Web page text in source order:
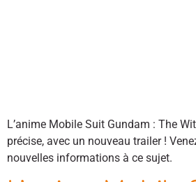
L’anime Mobile Suit Gundam : The
précise, avec un nouveau trailer !
nouvelles informations à ce sujet.